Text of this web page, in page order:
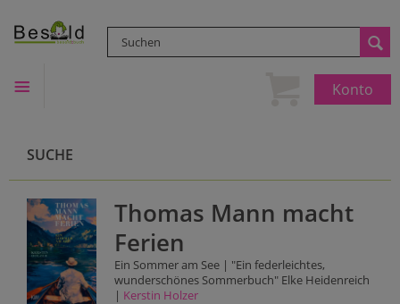
Konto
SUCHE
Thomas Mann macht
Ferien
Ein Sommer am See | "Ein federleichtes,
wunderschönes Sommerbuch" Elke Heidenreich
| Kerstin Holzer